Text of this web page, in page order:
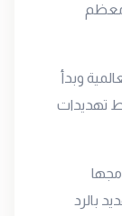
معظم
وبدأ
تهديدات
إلى التهديد بالرد